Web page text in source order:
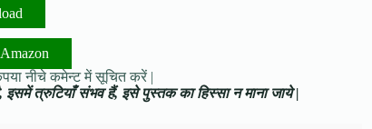
नीचे कमेन्ट में सूचित करें |
इसमें त्रुटियाँ संभव हैं, इसे पुस्तक का हिस्सा न माना जाये |